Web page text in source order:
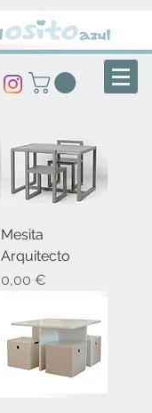
Mesita
Arquitecto
Precio
0,00 €